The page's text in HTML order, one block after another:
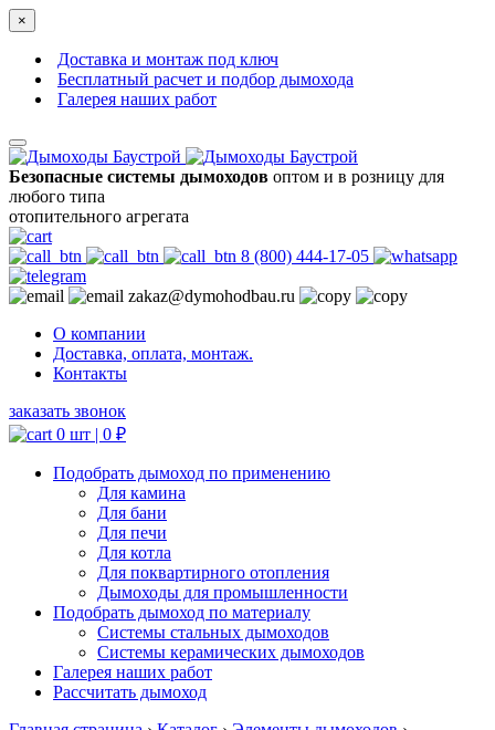
×
Доставка и монтаж под ключ
Бесплатный расчет и подбор дымохода
Галерея наших работ
Безопасные системы дымоходов оптом и в розницу для
любого типа
отопительного агрегата
8 (800) 444-17-05
zakaz@dymohodbau.ru
О компании
Доставка, оплата, монтаж.
Контакты
заказать звонок
0 шт | 0 ₽
Подобрать дымоход по применению
Для камина
Для бани
Для печи
Для котла
Для поквартирного отопления
Дымоходы для промышленности
Подобрать дымоход по материалу
Системы стальных дымоходов
Системы керамических дымоходов
Галерея наших работ
Рассчитать дымоход